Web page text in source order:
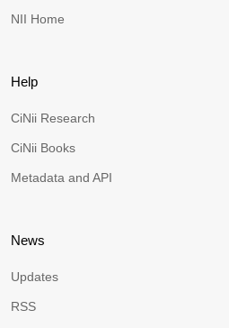
NII Home
Help
CiNii Research
CiNii Books
Metadata and API
News
Updates
RSS